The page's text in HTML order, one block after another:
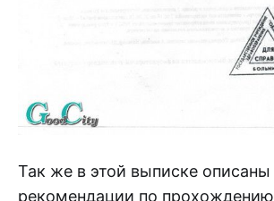
Так же в этой выписке описаны
рекомендации по прохождению